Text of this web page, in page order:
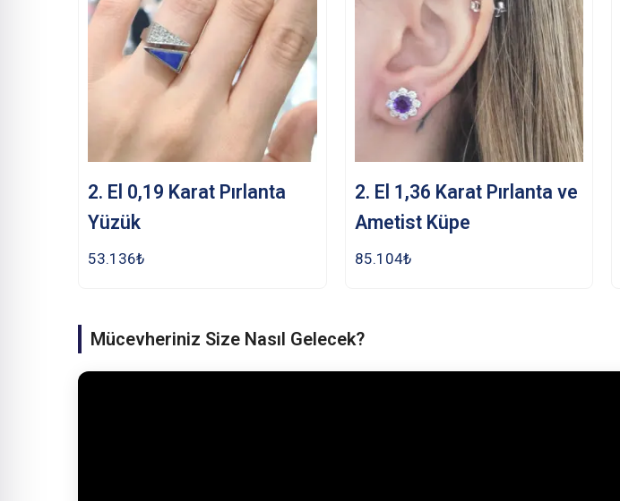
2. El 0,19 Karat Pırlanta
Yüzük
53.136₺
2. El 1,36 Karat Pırlanta ve
Ametist Küpe
85.104₺
Mücevheriniz Size Nasıl Gelecek?